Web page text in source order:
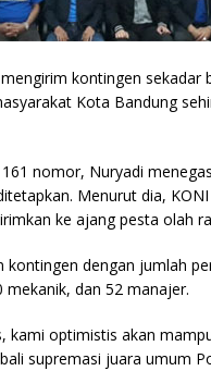
kontingen sekadar
Kota Bandung
nomor, Nuryadi
Menurut dia,
ke ajang pesta olah
kontingen dengan jumlah
dan 52 manajer.
kami optimistis akan
supremasi juara umum